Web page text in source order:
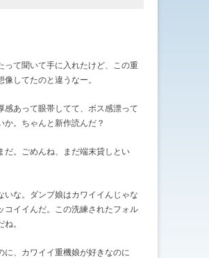
って聞いて手に入れたけど、この重
像してたのと違うなー。
感あって眼帯してて、ボス感漂って
か。ちゃんと新作読んだ？
だ。ごめんね、まだ端末貸しとい
いな。ダンプ娘はカワイイんじゃな
コイイんだ。この洗練されたフォル
。
に、カワイイ重機娘が好きなのに